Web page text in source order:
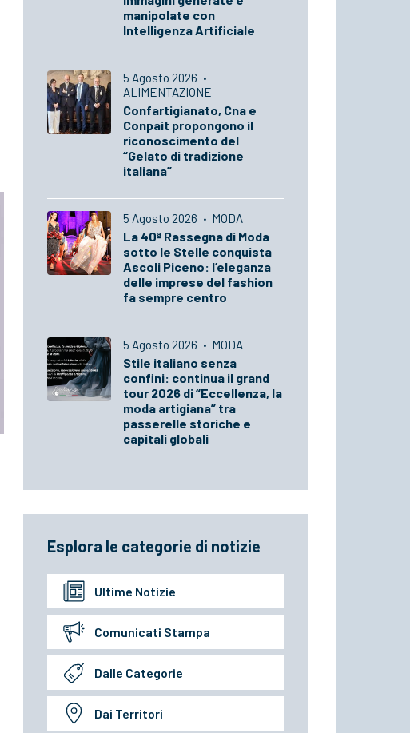
manipolate con
Intelligenza Artificiale
5 Agosto 2026 ·
ALIMENTAZIONE
Confartigianato, Cna e
Conpait propongono il
riconoscimento del
“Gelato di tradizione
italiana”
5 Agosto 2026 · MODA
La 40ª Rassegna di Moda
sotto le Stelle conquista
Ascoli Piceno: l’eleganza
delle imprese del fashion
fa sempre centro
5 Agosto 2026 · MODA
Stile italiano senza
confini: continua il grand
tour 2026 di “Eccellenza, la
moda artigiana” tra
passerelle storiche e
capitali globali
Esplora le categorie di notizie
Ultime Notizie
Comunicati Stampa
Dalle Categorie
Dai Territori